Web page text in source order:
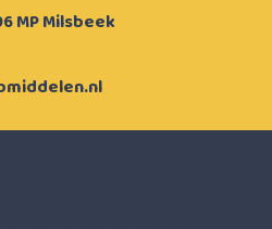
MP Milsbeek